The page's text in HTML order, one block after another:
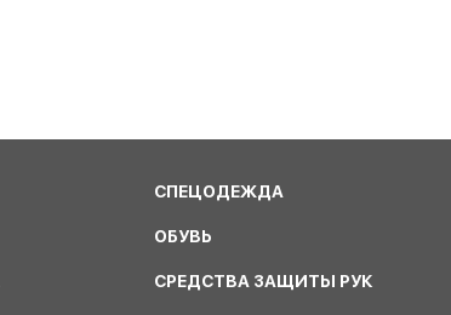
СПЕЦОДЕЖДА
ОБУВЬ
СРЕДСТВА ЗАЩИТЫ РУК